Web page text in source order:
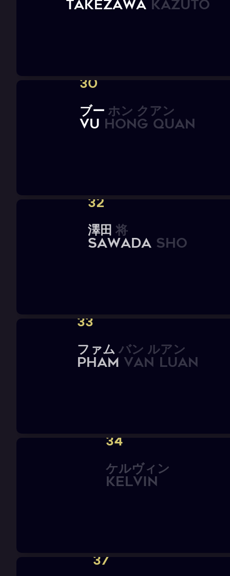
TAK EZAWA Kazuto
30
ブー ホン クアン
VU HONG QUAN
32
澤田 将
SAWADA Sho
33
フ ァム バン ルアン
PHAM VAN LUAN
34
ケルヴィ ン
KELVIN
37